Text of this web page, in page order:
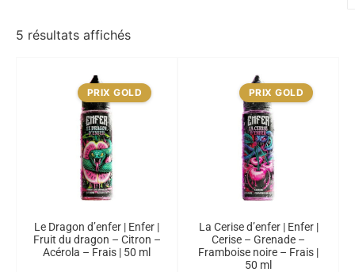
5 résultats affichés
PRIX GOLD
Le Dragon d’enfer | Enfer |
Fruit du dragon – Citron –
Acérola – Frais | 50 ml
PRIX GOLD
La Cerise d’enfer | Enfer |
Cerise – Grenade –
Framboise noire – Frais |
50 ml